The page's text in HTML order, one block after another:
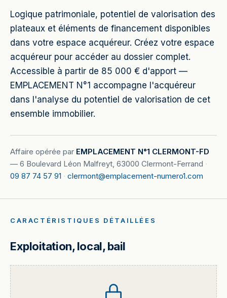
Logique patrimoniale, potentiel de valorisation des
plateaux et éléments de financement disponibles
dans votre espace acquéreur. Créez votre espace
acquéreur pour accéder au dossier complet.
Accessible à partir de 85 000 € d'apport —
EMPLACEMENT N°1 accompagne l'acquéreur
dans l'analyse du potentiel de valorisation de cet
ensemble immobilier.
Affaire opérée par EMPLACEMENT N°1 CLERMONT-FD
— 6 Boulevard Léon Malfreyt, 63000 Clermont-Ferrand ·
09 87 74 57 91 · clermont@emplacement-numero1.com
CARACTÉRISTIQUES DÉTAILLÉES
Exploitation, local, bail